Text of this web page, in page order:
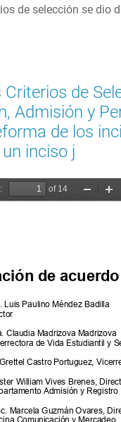
de selección se dio
de
Admisión y
de los
inciso j